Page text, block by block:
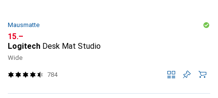
Mausmatte
CHF
15.–
Logitech Desk Mat Studio
Wide
784